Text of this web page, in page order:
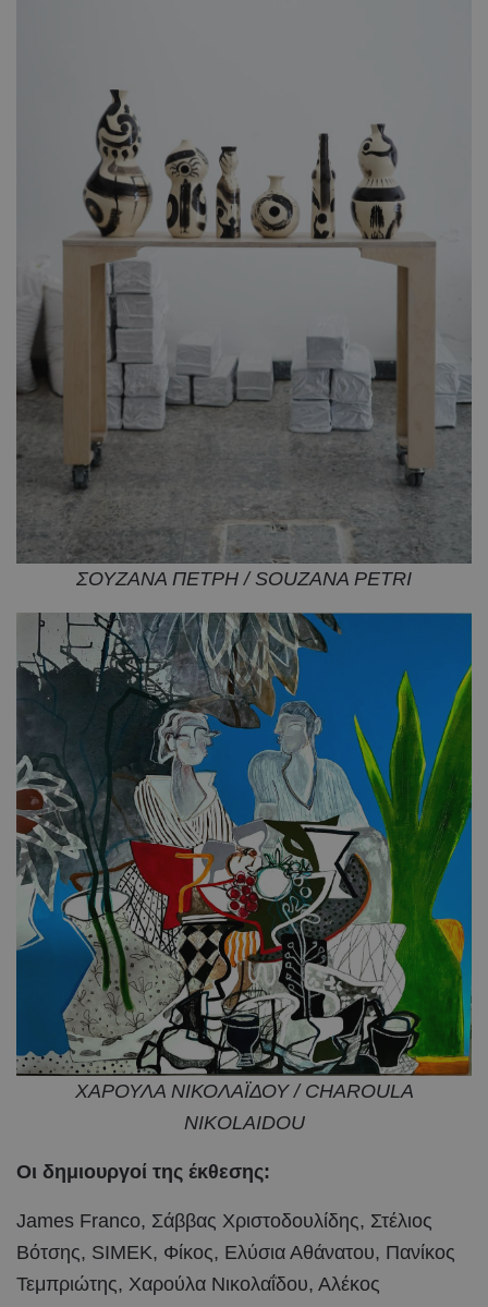
ΣΟΥΖΑΝΑ ΠΕΤΡΗ / SOUZANA PETRI
ΧΑΡΟΥΛΑ ΝΙΚΟΛΑΪΔΟΥ / CHAROULA
NIKOLAIDOU
Οι δημιουργοί της έκθεσης:
James Franco, Σάββας Χριστοδουλίδης, Στέλιος
Βότσης, SIMEK, Φίκος, Ελύσια Αθάνατου, Πανίκος
Τεμπριώτης, Χαρούλα Νικολαΐδου, Αλέκος